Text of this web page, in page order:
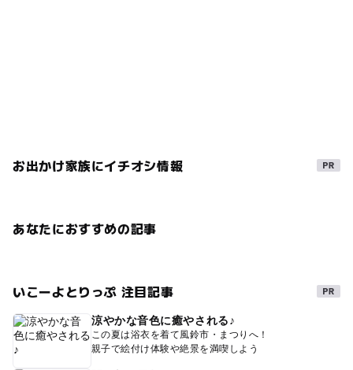
お出かけ家族にイチオシ情報
あなたにおすすめの記事
いこーよとりっぷ 注目記事
涼やかな音色に癒やされる♪
この夏は浴衣を着て風鈴市・まつりへ！
親子で絵付け体験や絶景を満喫しよう